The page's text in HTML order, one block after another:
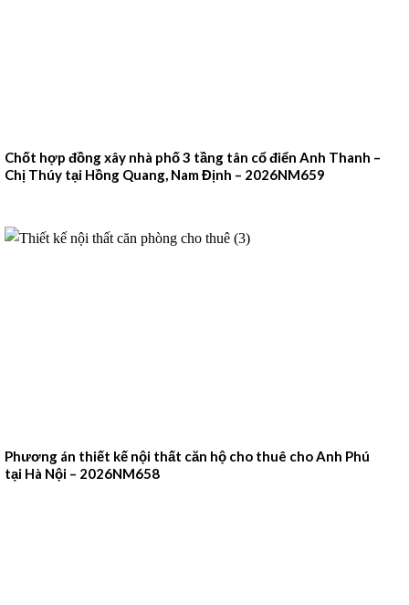
Chốt hợp đồng xây nhà phố 3 tầng tân cổ điển Anh Thanh –
Chị Thúy tại Hồng Quang, Nam Định – 2026NM659
Phương án thiết kế nội thất căn hộ cho thuê cho Anh Phú
tại Hà Nội – 2026NM658